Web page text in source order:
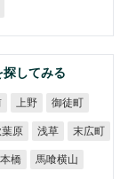
してみる
上野 御徒町
原 浅草 末広町
橋 馬喰横山